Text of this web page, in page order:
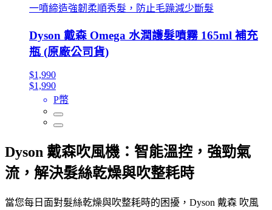
一噴締造強韌柔順秀髮，防止毛躁減少斷髮
Dyson 戴森 Omega 水潤護髮噴霧 165ml 補充
瓶 (原廠公司貨)
$1,990
$1,990
P幣
Dyson 戴森吹風機：智能溫控，強勁氣
流，解決髮絲乾燥與吹整耗時
當您每日面對髮絲乾燥與吹整耗時的困擾，Dyson 戴森 吹風